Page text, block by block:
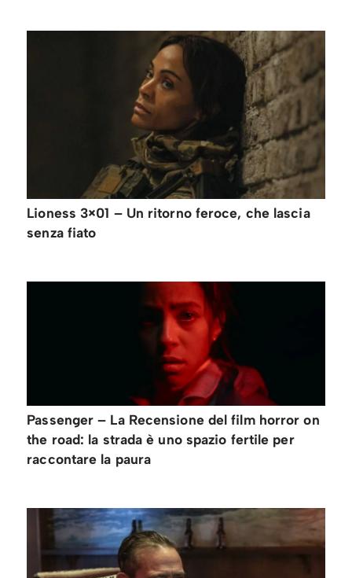
Lioness 3×01 – Un ritorno feroce, che lascia
senza fiato
Passenger – La Recensione del film horror on
the road: la strada è uno spazio fertile per
raccontare la paura